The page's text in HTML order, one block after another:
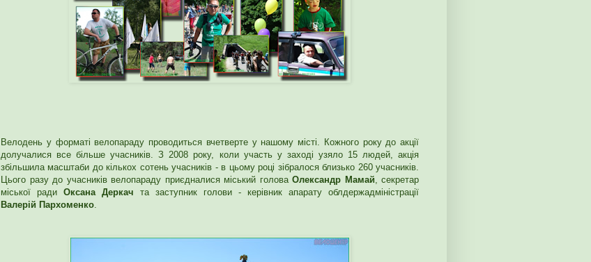
Велодень у форматі велопараду проводиться вчетверте у нашому місті. Кожного року до акції
долучалися все більше учасників. З 2008 року, коли участь у заході узяло 15 людей, акція
збільшила масштаби до кількох сотень учасників - в цьому році зібралося близько 260 учасників.
Цього разу до учасників велопараду приєдналися міський голова Олександр Мамай , секретар
міської ради Оксана Деркач та заступник голови - керівник апарату облдержадміністрації
Валерій Пархоменко